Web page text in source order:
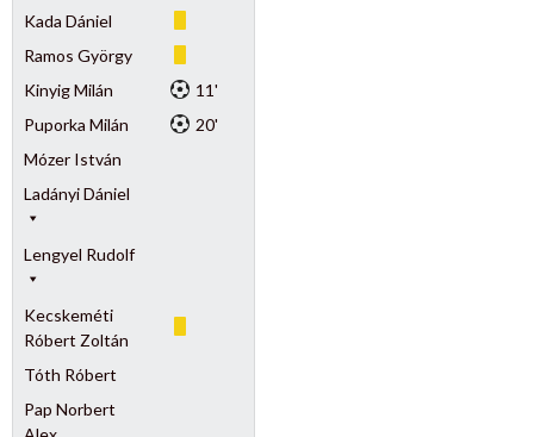
Kada Dániel
Ramos György
Kinyig Milán
11'
Puporka Milán
20'
Mózer István
Ladányi Dániel
Lengyel Rudolf
Kecskeméti
Róbert Zoltán
Tóth Róbert
Pap Norbert